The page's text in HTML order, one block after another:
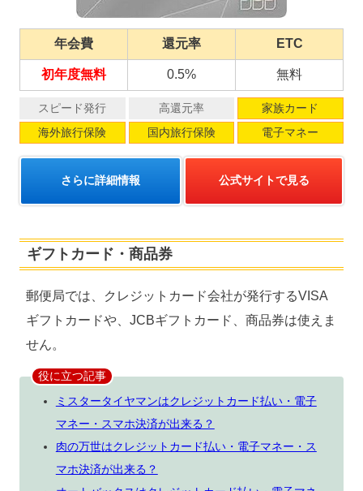
年会費 還元率 ETC
初年度無料 0.5% 無料
スピード発行 高還元率
家族カード
海外旅行保険
国内旅行保険 電子マネー
さらに詳細情報 公式サイトで見る
ギフトカード・商品券
郵便局では、クレジットカード会社が発行するVISA
ギフトカードや、JCBギフトカード、商品券は使えま
せん。
役に立つ記事
ミスタータイヤマンはクレジットカード払い・電子
マネー・スマホ決済が出来る？
肉の万世はクレジットカード払い・電子マネー・ス
マホ決済が出来る？